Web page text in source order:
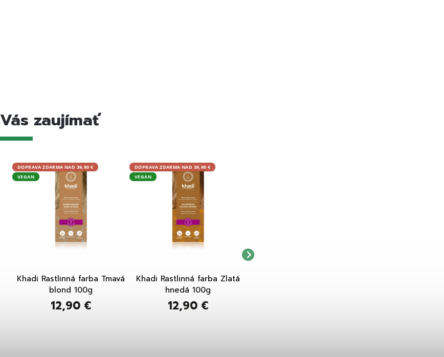
zaujímať
DOPRAVA ZDARMA NAD 39,90 €
VEGAN
Khadi Rastlinná farba Tmavá
blond 100g
12,90 €
DOPRAVA ZDARMA NAD 39,90 €
VEGAN
Khadi Rastlinná farba Zlatá
hnedá 100g
12,90 €